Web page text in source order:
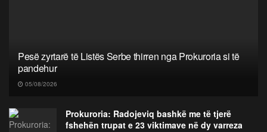
Pesë zyrtarë të Listës Serbe thirren nga Prokuroria si të
pandehur
05/08/2026
Prokuroria: Radojeviq bashkë me të tjerë
fshehën trupat e 23 viktimave në dy varreza